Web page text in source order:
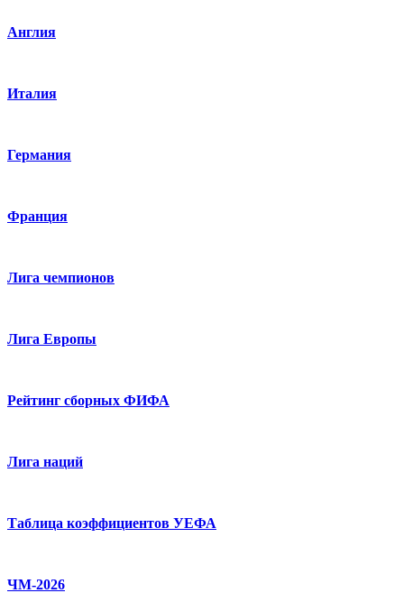
Англия
Италия
Германия
Франция
Лига чемпионов
Лига Европы
Рейтинг сборных ФИФА
Лига наций
Таблица коэффициентов УЕФА
ЧМ-2026